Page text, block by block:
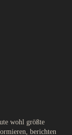
wohl größte
berichten